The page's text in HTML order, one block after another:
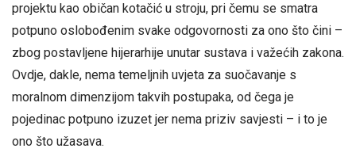
projektu kao običan kotačić u stroju, pri čemu se smatra
potpuno oslobođenim svake odgovornosti za ono što čini –
zbog postavljene hijerarhije unutar sustava i važećih zakona.
Ovdje, dakle, nema temeljnih uvjeta za suočavanje s
moralnom dimenzijom takvih postupaka, od čega je
pojedinac potpuno izuzet jer nema priziv savjesti – i to je
ono što užasava.